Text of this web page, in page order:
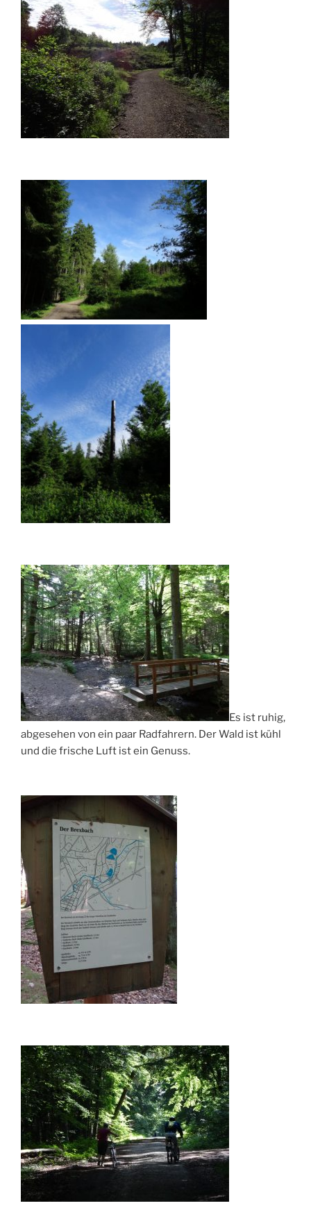
Es ist ruhig,
abgesehen von ein paar Radfahrern. Der Wald ist kühl
und die frische Luft ist ein Genuss.